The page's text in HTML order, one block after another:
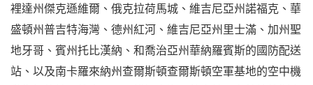
裡達州傑克遜維爾、俄克拉荷馬城、維吉尼亞州諾福克、華
盛頓州普吉特海灣、德州紅河、維吉尼亞州里士滿、加州聖
地牙哥、賓州托比漢納、和喬治亞州華納羅賓斯的國防配送
站、以及南卡羅來納州查爾斯頓查爾斯頓空軍基地的空中機